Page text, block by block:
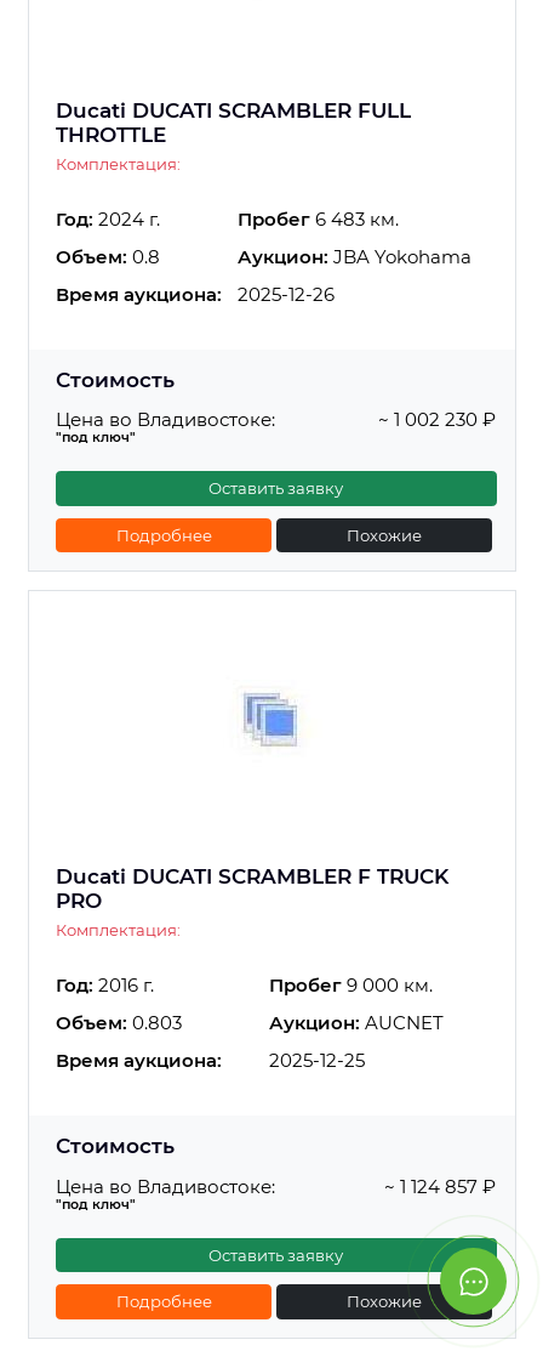
Ducati DUCATI SCRAMBLER FULL
THROTTLE
Комплектация:
Год: 2024 г. Пробег 6 483 км.
Объем: 0.8 Аукцион: JBA Yokohama
Время аукциона:
2025-12-26
Стоимость
Цена во Владивостоке:
"под ключ"
~ 1 002 230 ₽
Оставить заявку
Подробнее Похожие
Ducati DUCATI SCRAMBLER F TRUCK
PRO
Комплектация:
Год: 2016 г. Пробег 9 000 км.
Объем: 0.803 Аукцион: AUCNET
Время аукциона:
2025-12-25
Стоимость
Цена во Владивостоке:
"под ключ"
~ 1 124 857 ₽
Оставить заявку
Подробнее Похожие